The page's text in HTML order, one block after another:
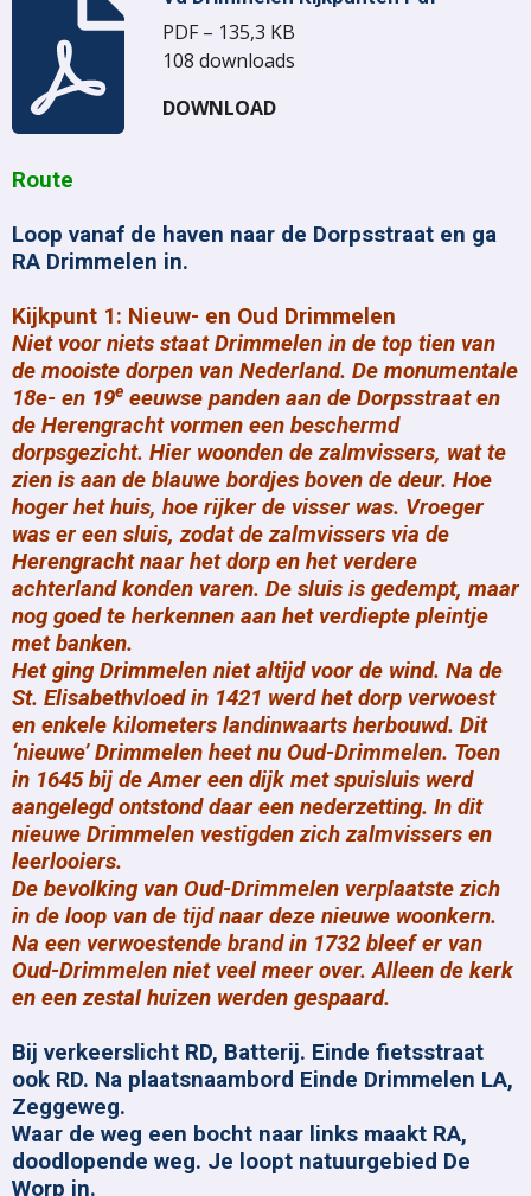
PDF – 135,3 KB
108 downloads
DOWNLOAD
Route
Loop vanaf de haven naar de Dorpsstraat en ga
RA Drimmelen in.
Kijkpunt 1: Nieuw- en Oud Drimmelen
Niet voor niets staat Drimmelen in de top tien van
de mooiste dorpen van Nederland. De monumentale
18e- en 19e eeuwse panden aan de Dorpsstraat en
de Herengracht vormen een beschermd
dorpsgezicht. Hier woonden de zalmvissers, wat te
zien is aan de blauwe bordjes boven de deur. Hoe
hoger het huis, hoe rijker de visser was. Vroeger
was er een sluis, zodat de zalmvissers via de
Herengracht naar het dorp en het verdere
achterland konden varen. De sluis is gedempt, maar
nog goed te herkennen aan het verdiepte pleintje
met banken.
Het ging Drimmelen niet altijd voor de wind. Na de
St. Elisabethvloed in 1421 werd het dorp verwoest
en enkele kilometers landinwaarts herbouwd. Dit
‘nieuwe’ Drimmelen heet nu Oud-Drimmelen. Toen
in 1645 bij de Amer een dijk met spuisluis werd
aangelegd ontstond daar een nederzetting. In dit
nieuwe Drimmelen vestigden zich zalmvissers en
leerlooiers.
De bevolking van Oud-Drimmelen verplaatste zich
in de loop van de tijd naar deze nieuwe woonkern.
Na een verwoestende brand in 1732 bleef er van
Oud-Drimmelen niet veel meer over. Alleen de kerk
en een zestal huizen werden gespaard.
Bij verkeerslicht RD, Batterij. Einde fietsstraat
ook RD. Na plaatsnaambord Einde Drimmelen LA,
Zeggeweg.
Waar de weg een bocht naar links maakt RA,
doodlopende weg. Je loopt natuurgebied De
Worp in.